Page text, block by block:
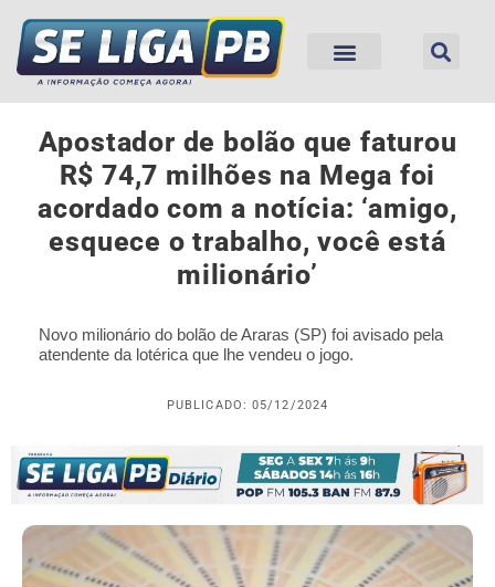
Apostador de bolão que faturou
R$ 74,7 milhões na Mega foi
acordado com a notícia: ‘amigo,
esquece o trabalho, você está
milionário’
Novo milionário do bolão de Araras (SP) foi avisado pela
atendente da lotérica que lhe vendeu o jogo.
PUBLICADO: 05/12/2024